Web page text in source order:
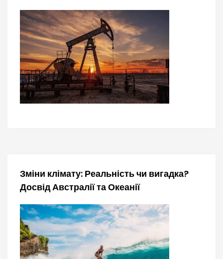
Зміни клімату: Реальність чи вигадка?
Досвід Австралії та Океанії